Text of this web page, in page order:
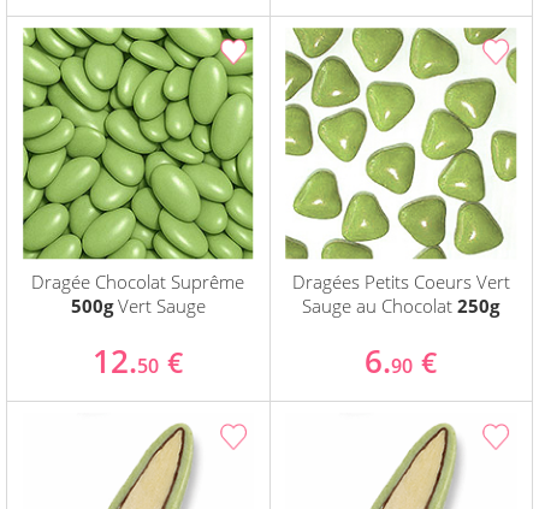
Dragée Chocolat Suprême
500gVert Sauge
12.50 €
Dragées Petits Coeurs Vert
Sauge au Chocolat250g
6.90 €